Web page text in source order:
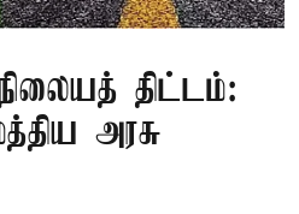
திட்டம்:
அரசு